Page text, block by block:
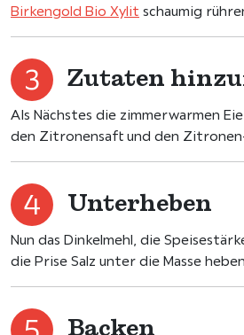
Birkengold Bio Xylit schaumig
Zutaten
Als Nächstes die zimmerwarmen
den Zitronensaft und den
Unterheben
Nun das Dinkelmehl, die
die Prise Salz unter die Masse
Backen